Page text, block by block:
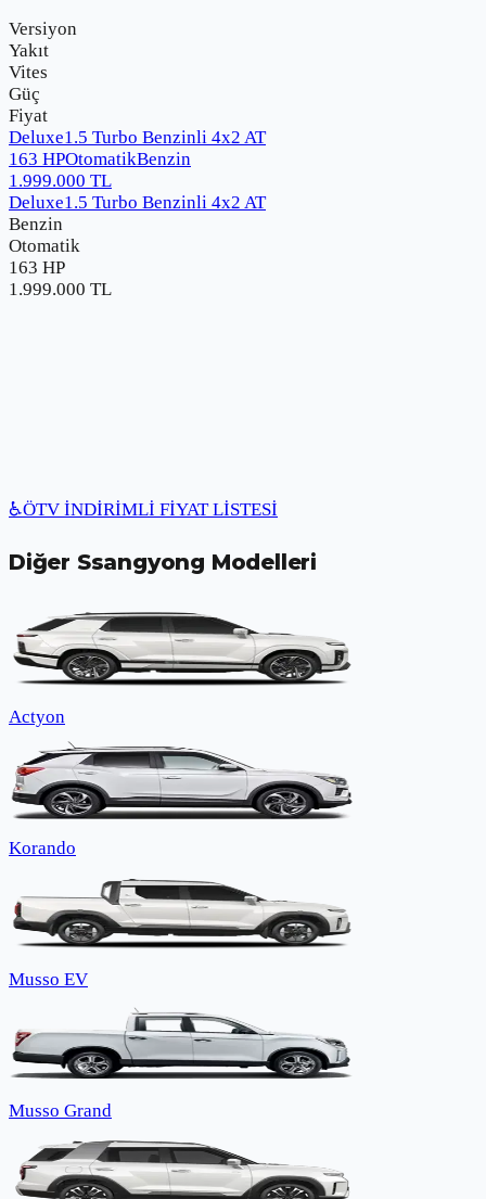
Versiyon
Yakıt
Vites
Güç
Fiyat
Deluxe1.5 Turbo Benzinli 4x2 AT
163 HPOtomatikBenzin
1.999.000 TL
Deluxe1.5 Turbo Benzinli 4x2 AT
Benzin
Otomatik
163 HP
1.999.000 TL
♿ÖTV İNDİRİMLİ FİYAT LİSTESİ
Diğer Ssangyong Modelleri
Actyon
Korando
Musso EV
Musso Grand